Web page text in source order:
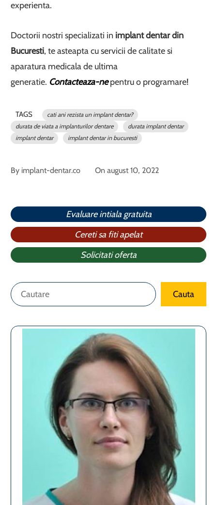
experienta.
Doctorii nostri specializati in implant dentar din
Bucuresti, te asteapta cu servicii de calitate si
aparatura medicala de ultima
generatie. Contacteaza-nepentru o programare!
TAGS
cati ani rezista un implant dentar?
durata de viata a implanturilor dentare
durata implant dentar
implant dentar
implant dentar in bucuresti
By implant-dentar.co Onaugust 10, 2022
Evaluare intiala gratuita
Cereti sa fiti apelat
Solicitati oferta
Caută Cauta